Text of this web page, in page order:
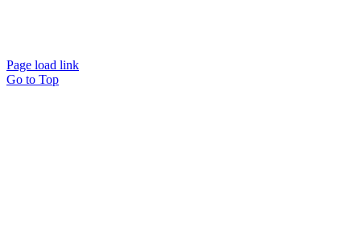
Page load link
Go to Top